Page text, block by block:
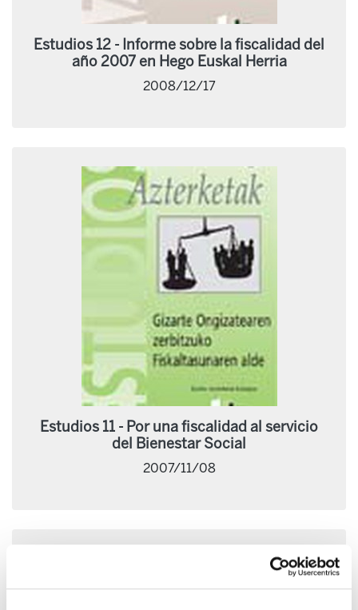
Estudios 12 - Informe sobre la fiscalidad del
año 2007 en Hego Euskal Herria
2008/12/17
Estudios 11 - Por una fiscalidad al servicio
del Bienestar Social
2007/11/08